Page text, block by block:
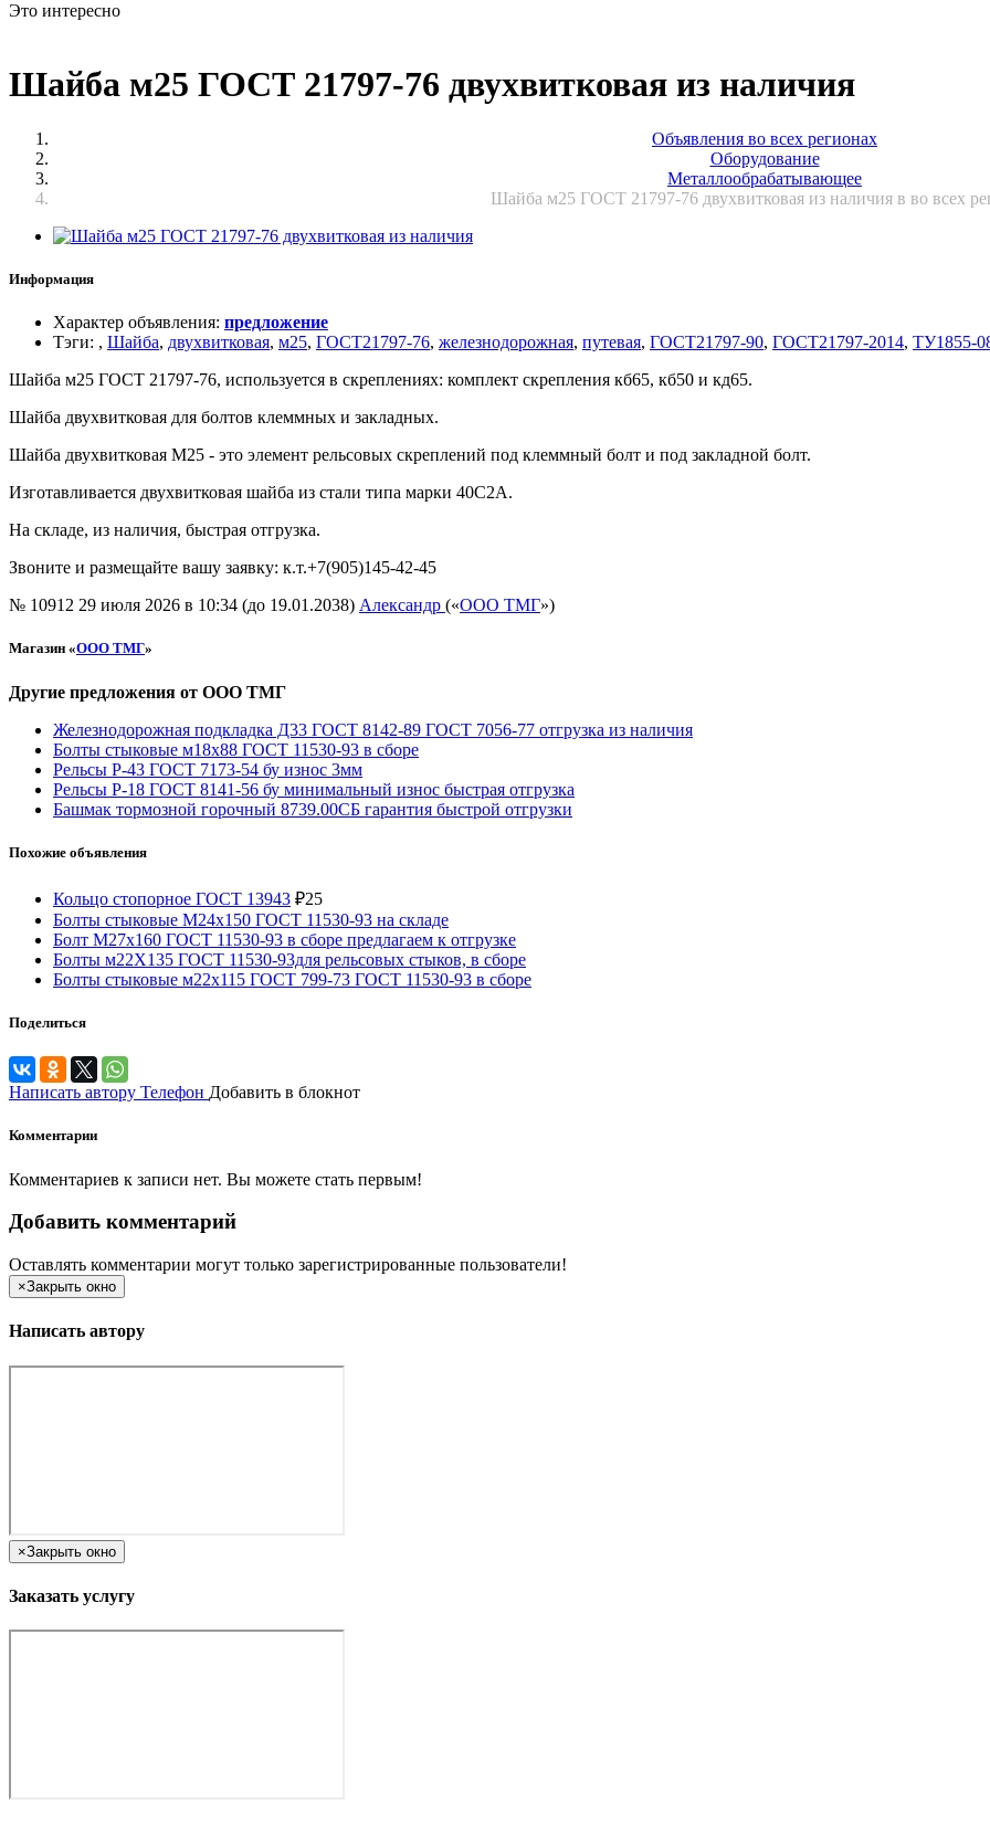
Это интересно
Шайба м25 ГОСТ 21797-76 двухвитковая из наличия
Объявления во всех регионах
Оборудование
Металлообрабатывающее
Шайба м25 ГОСТ 21797-76 двухвитковая из наличия в во всех
Информация
Характер объявления: предложение
Тэги: , Шайба, двухвитковая, м25, ГОСТ21797-76, железнодорожная, путевая, ГОСТ21797-90, ГОСТ21797-2014, ТУ1855-
Шайба м25 ГОСТ 21797-76, используется в скреплениях: комплект скрепления кб65, кб50 и кд65.
Шайба двухвитковая для болтов клеммных и закладных.
Шайба двухвитковая М25 - это элемент рельсовых скреплений под клеммный болт и под закладной болт.
Изготавливается двухвитковая шайба из стали типа марки 40С2А.
На складе, из наличия, быстрая отгрузка.
Звоните и размещайте вашу заявку: к.т.+7(905)145-42-45
№ 10912 29 июля 2026 в 10:34 (до 19.01.2038) Александр («ООО ТМГ»)
Магазин «ООО ТМГ»
Другие предложения от ООО ТМГ
Железнодорожная подкладка Д33 ГОСТ 8142-89 ГОСТ 7056-77 отгрузка из наличия
Болты стыковые м18х88 ГОСТ 11530-93 в сборе
Рельсы Р-43 ГОСТ 7173-54 бу износ 3мм
Рельсы Р-18 ГОСТ 8141-56 бу минимальный износ быстрая отгрузка
Башмак тормозной горочный 8739.00СБ гарантия быстрой отгрузки
Похожие объявления
Кольцо стопорное ГОСТ 13943 ₽25
Болты стыковые М24х150 ГОСТ 11530-93 на складе
Болт М27х160 ГОСТ 11530-93 в сборе предлагаем к отгрузке
Болты м22Х135 ГОСТ 11530-93для рельсовых стыков, в сборе
Болты стыковые м22х115 ГОСТ 799-73 ГОСТ 11530-93 в сборе
Поделиться
Написать автору Телефон Добавить в блокнот
Комментарии
Комментариев к записи нет. Вы можете стать первым!
Добавить комментарий
Оставлять комментарии могут только зарегистрированные пользователи!
×Закрыть окно
Написать автору
×Закрыть окно
Заказать услугу